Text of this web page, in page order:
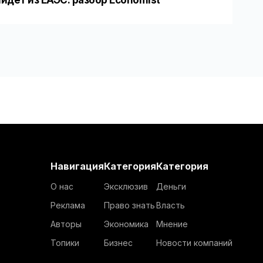
Навигация
О нас
Реклама
Авторы
Топики
Категория
Эксклюзив
Право знать
Экономика
Бизнес
Категория
Деньги
Власть
Мнение
Новости компаний